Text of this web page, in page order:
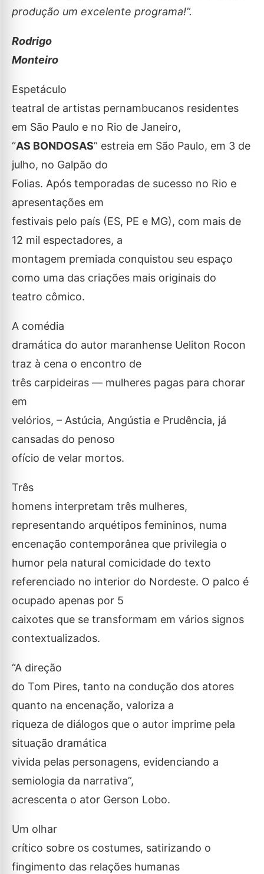
produção um excelente programa!”.
Rodrigo
Monteiro
Espetáculo
teatral de artistas pernambucanos residentes
em São Paulo e no Rio de Janeiro,
“AS BONDOSAS” estreia em São Paulo, em 3 de
julho, no Galpão do
Folias. Após temporadas de sucesso no Rio e
apresentações em
festivais pelo país (ES, PE e MG), com mais de
12 mil espectadores, a
montagem premiada conquistou seu espaço
como uma das criações mais originais do
teatro cômico.
A comédia
dramática do autor maranhense Ueliton Rocon
traz à cena o encontro de
três carpideiras — mulheres pagas para chorar
em
velórios, – Astúcia, Angústia e Prudência, já
cansadas do penoso
ofício de velar mortos.
Três
homens interpretam três mulheres,
representando arquétipos femininos, numa
encenação contemporânea que privilegia o
humor pela natural comicidade do texto
referenciado no interior do Nordeste. O palco é
ocupado apenas por 5
caixotes que se transformam em vários signos
contextualizados.
“A direção
do Tom Pires, tanto na condução dos atores
quanto na encenação, valoriza a
riqueza de diálogos que o autor imprime pela
situação dramática
vivida pelas personagens, evidenciando a
semiologia da narrativa”,
acrescenta o ator Gerson Lobo.
Um olhar
crítico sobre os costumes, satirizando o
fingimento das relações humanas